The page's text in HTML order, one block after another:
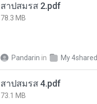
สาปสมรส 2.pdf
78.3 MB
Pandarin in My 4shared
สาปสมรส 4.pdf
73.1 MB